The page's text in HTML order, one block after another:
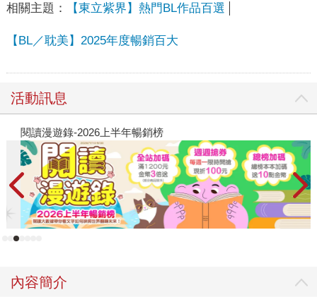
相關主題： 【東立紫界】熱門BL作品百選
【BL／耽美】2025年度暢銷百大
活動訊息
閱讀漫遊錄-2026上半年暢銷榜
內容簡介